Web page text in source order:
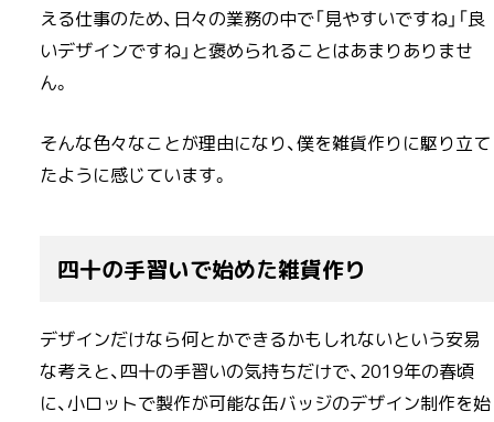
える仕事のため、日々の業務の中で「見やすいですね」「良
いデザインですね」と褒められることはあまりありませ
ん。
そんな色々なことが理由になり、僕を雑貨作りに駆り立て
たように感じています。
四十の手習いで始めた雑貨作り
デザインだけなら何とかできるかもしれないという安易
な考えと、四十の手習いの気持ちだけで、2019年の春頃
に、小ロットで製作が可能な缶バッジのデザイン制作を始